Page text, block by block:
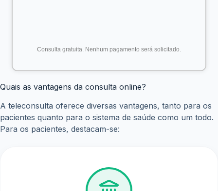
Consulta gratuita. Nenhum pagamento será solicitado.
Quais as vantagens da consulta online?
A teleconsulta oferece diversas vantagens, tanto para os
pacientes quanto para o sistema de saúde como um todo.
Para os pacientes, destacam-se: